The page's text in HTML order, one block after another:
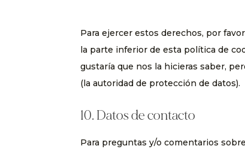
Para ejercer estos derechos, por
la parte inferior de esta política de
gustaría que nos la hicieras saber,
(la autoridad de protección de datos).
10. Datos de contacto
Para preguntas y/o comentarios